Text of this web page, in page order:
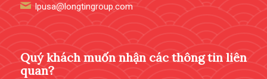
lpusa@longtingroup.com
Quý khách muốn nhận các thông tin liên
quan?